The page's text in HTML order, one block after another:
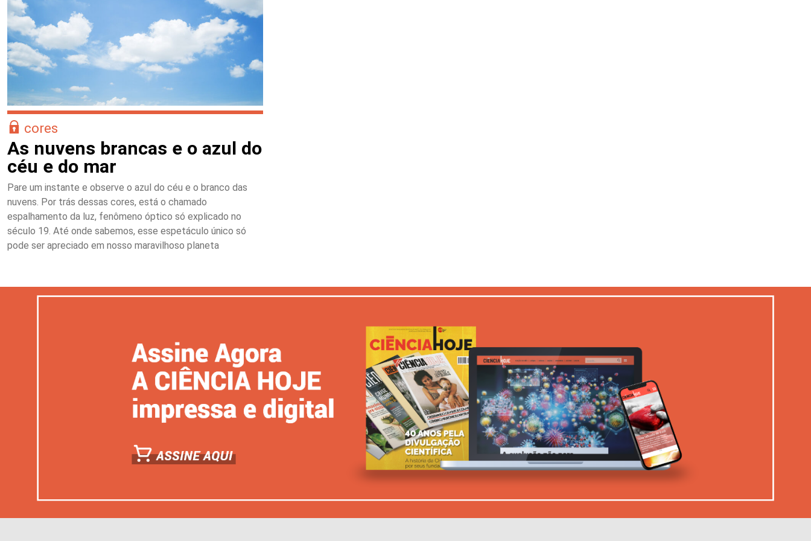
cores
As nuvens brancas e o azul do
céu e do mar
Pare um instante e observe o azul do céu e o branco das
nuvens. Por trás dessas cores, está o chamado
espalhamento da luz, fenômeno óptico só explicado no
século 19. Até onde sabemos, esse espetáculo único só
pode ser apreciado em nosso maravilhoso planeta